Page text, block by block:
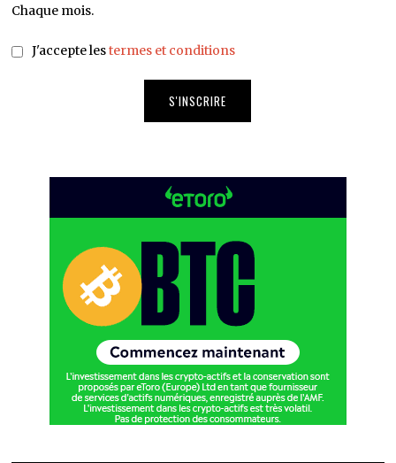
Chaque mois.
J'accepte lestermes et conditions